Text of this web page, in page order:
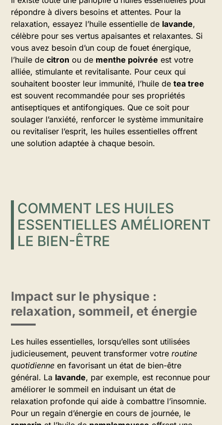
répondre à divers besoins et attentes. Pour la
relaxation, essayez l’huile essentielle de lavande,
célèbre pour ses vertus apaisantes et relaxantes. Si
vous avez besoin d’un coup de fouet énergique,
l’huile de citron ou de menthe poivrée est votre
alliée, stimulante et revitalisante. Pour ceux qui
souhaitent booster leur immunité, l’huile de tea tree
est souvent recommandée pour ses propriétés
antiseptiques et antifongiques. Que ce soit pour
soulager l’anxiété, renforcer le système immunitaire
ou revitaliser l’esprit, les huiles essentielles offrent
une solution adaptée à chaque besoin.
COMMENT LES HUILES
ESSENTIELLES AMÉLIORENT
LE BIEN-ÊTRE
Impact sur le physique :
relaxation, sommeil, et énergie
Les huiles essentielles, lorsqu’elles sont utilisées
judicieusement, peuvent transformer votre routine
quotidienne en favorisant un état de bien-être
général. La lavande, par exemple, est reconnue pour
améliorer le sommeil en induisant un état de
relaxation profonde qui aide à combattre l’insomnie.
Pour un regain d’énergie en cours de journée, le